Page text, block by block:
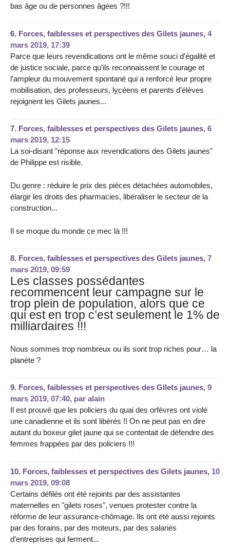
bas âge ou de personnes âgées ?!!!
6. Forces, faiblesses et perspectives des Gilets jaunes, 4
mars 2019, 17:39
Parce que leurs revendications ont le même souci d’égalité et
de justice sociale, parce qu’ils reconnaissent le courage et
l’ampleur du mouvement spontané qui a renforcé leur propre
mobilisation, des professeurs, lycéens et parents d’élèves
rejoignent les Gilets jaunes...
7. Forces, faiblesses et perspectives des Gilets jaunes, 6
mars 2019, 12:15
La soi-disant "réponse aux revendications des Gilets jaunes"
de Philippe est risible.
Du genre : réduire le prix des pièces détachées automobiles,
élargir les droits des pharmacies, libéraliser le secteur de la
construction...
Il se moque du monde ce mec là !!!
8. Forces, faiblesses et perspectives des Gilets jaunes, 7
mars 2019, 09:59
Les classes possédantes
recommencent leur campagne sur le
trop plein de population, alors que ce
qui est en trop c’est seulement le 1% de
milliardaires !!!
Nous sommes trop nombreux ou ils sont trop riches pour… la
planète ?
9. Forces, faiblesses et perspectives des Gilets jaunes, 9
mars 2019, 07:40, par alain
Il est prouvé que les policiers du quai des orfèvres ont violé
une canadienne et ils sont libérés !! On ne peut pas en dire
autant du boxeur gilet jaune qui se contentait de défendre des
femmes frappées par des policiers !!!
10. Forces, faiblesses et perspectives des Gilets jaunes, 10
mars 2019, 09:08
Certains défilés ont été rejoints par des assistantes
maternelles en "gilets roses", venues protester contre la
réforme de leur assurance-chômage. Ils ont été aussi rejoints
par des forains, par des moteurs, par des salariés
d’entreprises qui ferment...